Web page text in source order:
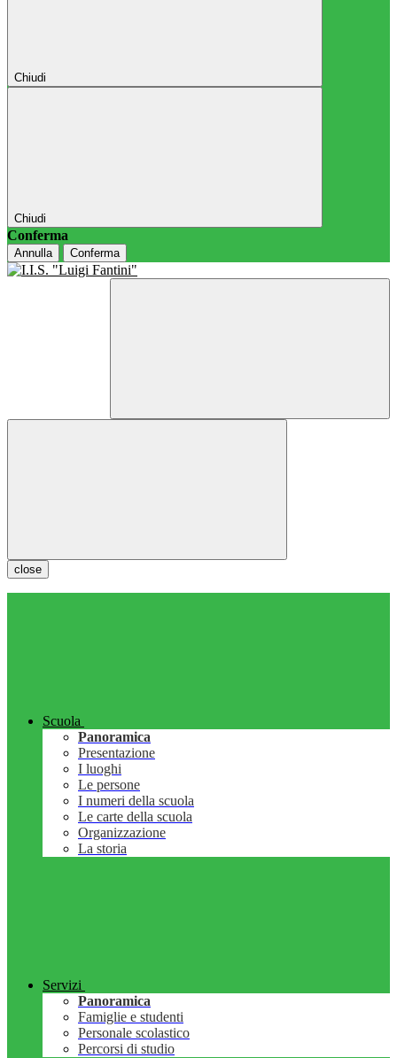
Chiudi
Chiudi
Conferma
Annulla Conferma
close
Scuola
Panoramica
Presentazione
I luoghi
Le persone
I numeri della scuola
Le carte della scuola
Organizzazione
La storia
Servizi
Panoramica
Famiglie e studenti
Personale scolastico
Percorsi di studio